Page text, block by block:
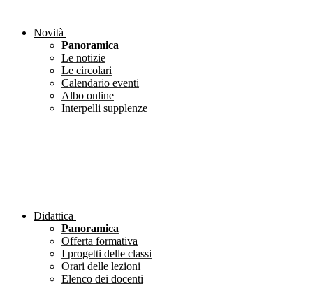
Novità
Panoramica
Le notizie
Le circolari
Calendario eventi
Albo online
Interpelli supplenze
Didattica
Panoramica
Offerta formativa
I progetti delle classi
Orari delle lezioni
Elenco dei docenti